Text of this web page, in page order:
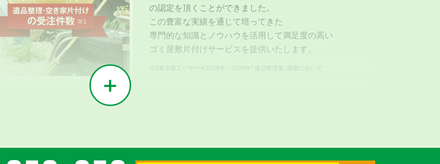
の認定を頂くことができました。
この豊富な実績を通じて培ってきた
専門的な知識とノウハウを活用して満足度の高い
ゴミ屋敷片付けサービスを提供いたします。
※1東京商工リサーチ2019年～2025年「遺品整理業」調査において